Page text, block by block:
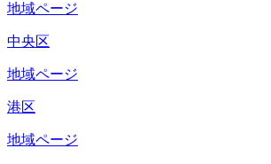
地域ページ
中央区
地域ページ
港区
地域ページ